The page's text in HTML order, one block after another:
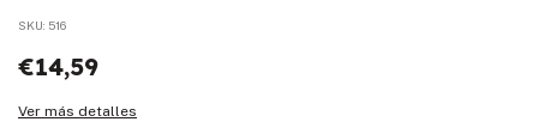
SKU: 516
€14,59
Ver más detalles